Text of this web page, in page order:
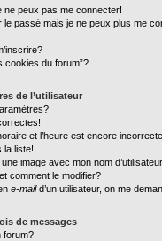
ne peux pas me connecter!
passé mais je ne peux plus me
cookies du forum”?
de l’utilisateur
et l’heure est encore
la liste!
image avec mon nom
comment le modifier?
e-maild’un utilisateur, on me
de messages
forum?